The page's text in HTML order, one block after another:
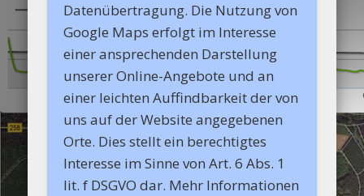
Datenübertragung. Die Nutzung von
Google Maps erfolgt im Interesse
einer ansprechenden Darstellung
unserer Online-Angebote und an
einer leichten Auffindbarkeit der von
uns auf der Website angegebenen
Orte. Dies stellt ein berechtigtes
Interesse im Sinne von Art. 6 Abs. 1
lit. f DSGVO dar. Mehr Informationen